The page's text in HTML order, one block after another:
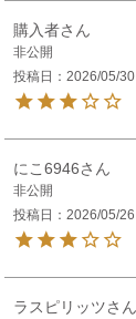
購入者
非公開
投稿日
2026/05/30
にこ6946
非公開
投稿日
2026/05/26
ラスピリッツ